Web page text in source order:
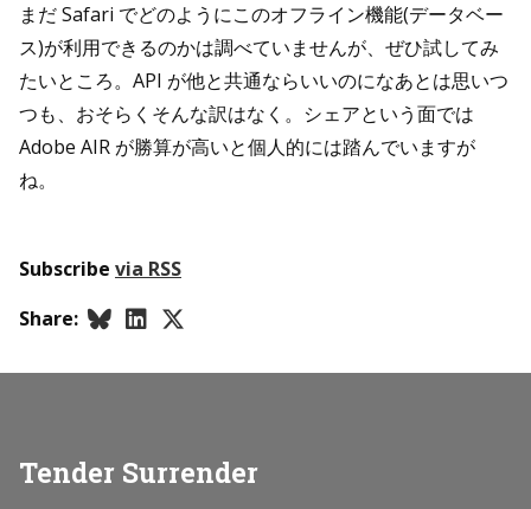
まだ Safari でどのようにこのオフライン機能(データベー
ス)が利用できるのかは調べていませんが、ぜひ試してみ
たいところ。API が他と共通ならいいのになあとは思いつ
つも、おそらくそんな訳はなく。シェアという面では
Adobe AIR が勝算が高いと個人的には踏んでいますが
ね。
Subscribe via RSS
Share:
Tender Surrender